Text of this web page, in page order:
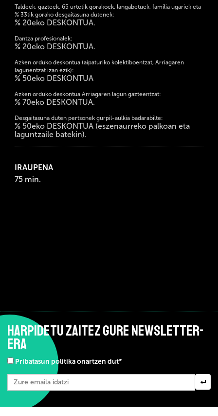
Taldeek, gazteek, 65 urtetik gorakoek, langabetuek, familia ugariek eta
% 33tik gorako desgaitasuna dutenek:
% 20eko DESKONTUA.
Dantza profesionalek:
% 20eko DESKONTUA.
Azken orduko deskontua (aipaturiko kolektiboentzat, Arriagaren
lagunentzat izan ezik):
% 50eko DESKONTUA
Azken orduko deskontua Arriagaren lagun gazteentzat:
% 70eko DESKONTUA.
Desgaitasuna duten pertsonek gurpil-aulkia badarabilte:
% 50eko DESKONTUA (eszenaurreko palkoan eta
laguntzaile batekin).
IRAUPENA
75 min.
HARPIDETU ZAITEZ GURE NEWSLETTER-
ERA
Pribatasun politika onartzen dut*